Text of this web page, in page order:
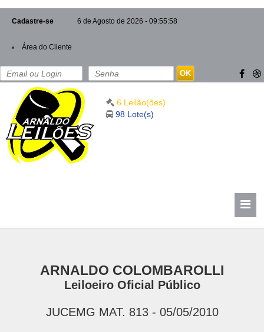
Cadastre-se 6 de Agosto de 2026 - 09:55:59
Área do Cliente
OK
6 Leilão(ões)
98 Lote(s)
ARNALDO COLOMBAROLLI
Leiloeiro Oficial Público
JUCEMG MAT. 813 - 05/05/2010